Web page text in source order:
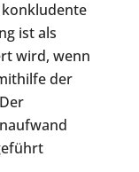
ist als
wird, wenn
der
Der